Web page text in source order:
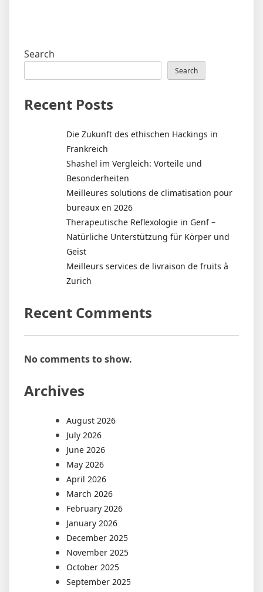
Search
Search
Recent Posts
Die Zukunft des ethischen Hackings in
Frankreich
Shashel im Vergleich: Vorteile und
Besonderheiten
Meilleures solutions de climatisation pour
bureaux en 2026
Therapeutische Reflexologie in Genf –
Natürliche Unterstützung für Körper und
Geist
Meilleurs services de livraison de fruits à
Zurich
Recent Comments
No comments to show.
Archives
August 2026
July 2026
June 2026
May 2026
April 2026
March 2026
February 2026
January 2026
December 2025
November 2025
October 2025
September 2025